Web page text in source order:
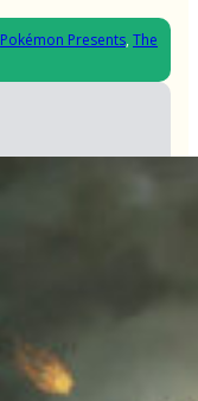
Pokémon Presents, The